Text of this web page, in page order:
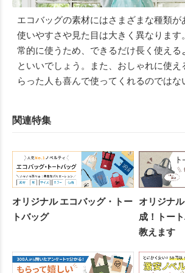
エコバッグの素材にはさまざまな種類が
使いやすさや見た目は大きく異なります
常的に使うため、できるだけ長く使える
といいでしょう。また、おしゃれに使え
らった人も喜んで使ってくれるのではな
関連特集
オリジナル エコバッグ・トー
トバッグ
オリジナ
成！トー
教えます